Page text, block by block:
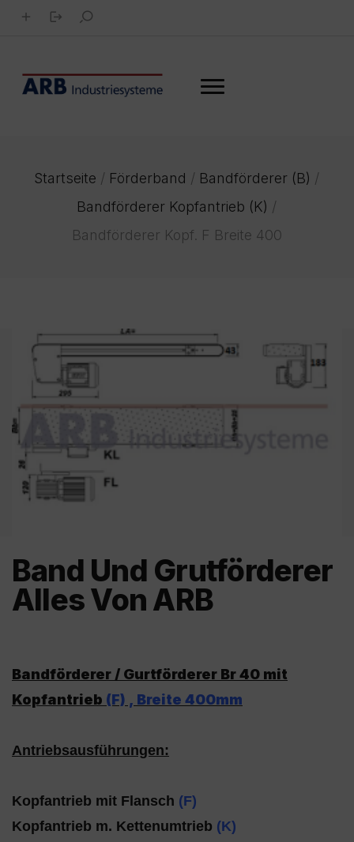
Startseite / Förderband / Bandförderer (B) /
Bandförderer Kopfantrieb (K) /
Bandförderer Kopf. F Breite 400
Band Und Grutförderer
Alles Von ARB
Bandförderer / Gurtförderer Br 40 mit
Kopfantrieb (F) , Breite 400mm
Antriebsausführungen:
Kopfantrieb mit Flansch (F)
Kopfantrieb m. Kettenumtrieb (K)